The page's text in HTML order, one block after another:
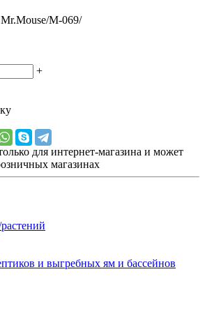
М-069/
+
для интернет-магазина и может
магазинах
и выгребных ям и бассейнов